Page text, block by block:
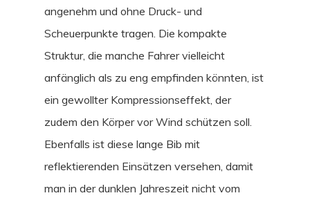
angenehm und ohne Druck- und
Scheuerpunkte tragen. Die kompakte
Struktur, die manche Fahrer vielleicht
anfänglich als zu eng empfinden könnten, ist
ein gewollter Kompressionseffekt, der
zudem den Körper vor Wind schützen soll.
Ebenfalls ist diese lange Bib mit
reflektierenden Einsätzen versehen, damit
man in der dunklen Jahreszeit nicht vom